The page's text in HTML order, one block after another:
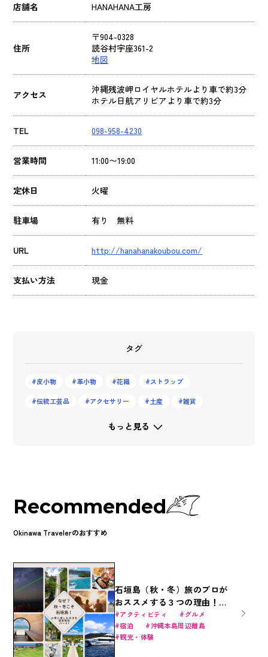
店舗名 HANAHANA工房
住所
〒904-0328
読谷村宇座361-2
地図
アクセス
沖縄残波岬ロイヤルホテルより車で約3分
ホテル日航アリビアより車で約3分
TEL 098-958-4230
営業時間 11:00〜19:00
定休日 火曜
駐車場 有り 無料
URL http://hanahanakoubou.com/
支払い方法 現金
タグ
皮小物 革小物 花織 ストラップ
伝統工芸品 アクセサリー 土産 雑貨
もっと見る
Recommended
Okinawa Travelerのおすすめ
石垣島（秋・冬）旅のプロが
おススメする３つの理由！
（1/4）～厳選の観光施設
編・体験アクティビティ編・
食事、お土産編を紹介～
アクティビティ
グルメ
宿泊
沖縄本島周辺離島
観光・体験